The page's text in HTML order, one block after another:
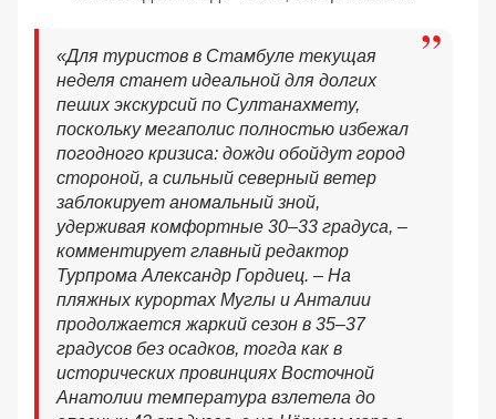
«Для туристов в Стамбуле текущая
неделя станет идеальной для долгих
пеших экскурсий по Султанахмету,
поскольку мегаполис полностью избежал
погодного кризиса: дожди обойдут город
стороной, а сильный северный ветер
заблокирует аномальный зной,
удерживая комфортные 30–33 градуса, –
комментирует главный редактор
Турпрома Александр Гордиец. – На
пляжных курортах Муглы и Анталии
продолжается жаркий сезон в 35–37
градусов без осадков, тогда как в
исторических провинциях Восточной
Анатолии температура взлетела до